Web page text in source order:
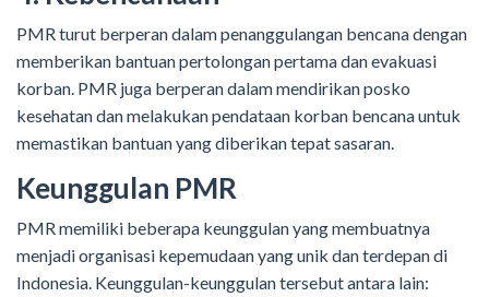
PMR turut berperan dalam penanggulangan bencana dengan
memberikan bantuan pertolongan pertama dan evakuasi
korban. PMR juga berperan dalam mendirikan posko
kesehatan dan melakukan pendataan korban bencana untuk
memastikan bantuan yang diberikan tepat sasaran.
Keunggulan PMR
PMR memiliki beberapa keunggulan yang membuatnya
menjadi organisasi kepemudaan yang unik dan terdepan di
Indonesia. Keunggulan-keunggulan tersebut antara lain: